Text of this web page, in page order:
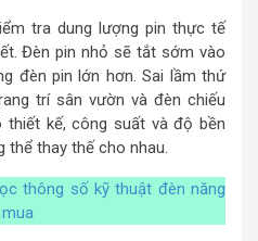
tra dung lượng pin thực tế
Đèn pin nhỏ sẽ tắt sớm vào
đèn pin lớn hơn. Sai lầm thứ
trí sân vườn và đèn chiếu
thiết kế, công suất và độ bền
thể thay thế cho nhau.
thông số kỹ thuật đèn năng